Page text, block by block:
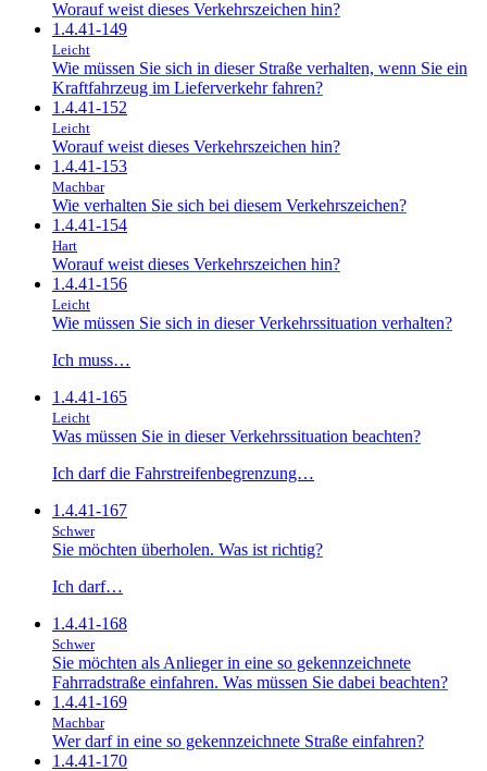
Worauf weist dieses Verkehrszeichen hin?
1.4.41-149
Leicht
Wie müssen Sie sich in dieser Straße verhalten, wenn Sie ein
Kraftfahrzeug im Lieferverkehr fahren?
1.4.41-152
Leicht
Worauf weist dieses Verkehrszeichen hin?
1.4.41-153
Machbar
Wie verhalten Sie sich bei diesem Verkehrszeichen?
1.4.41-154
Hart
Worauf weist dieses Verkehrszeichen hin?
1.4.41-156
Leicht
Wie müssen Sie sich in dieser Verkehrssituation verhalten?
Ich muss…
1.4.41-165
Leicht
Was müssen Sie in dieser Verkehrssituation beachten?
Ich darf die Fahrstreifenbegrenzung…
1.4.41-167
Schwer
Sie möchten überholen. Was ist richtig?
Ich darf…
1.4.41-168
Schwer
Sie möchten als Anlieger in eine so gekennzeichnete
Fahrradstraße einfahren. Was müssen Sie dabei beachten?
1.4.41-169
Machbar
Wer darf in eine so gekennzeichnete Straße einfahren?
1.4.41-170